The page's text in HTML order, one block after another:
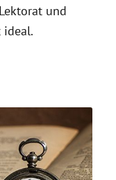
und
ideal.